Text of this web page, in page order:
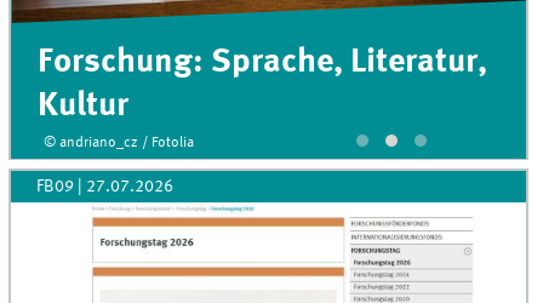
Forschung: Sprache, Literatur,
Kultur
© andriano_cz / Fotolia
FB09 27.07.2026